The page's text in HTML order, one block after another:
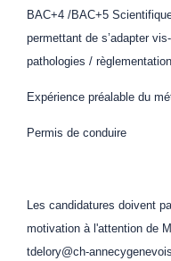
BAC+4 /BAC+5
permettant de s’adapter
pathologies /
Expérience préalable du
Permis de conduire
Les candidatures doivent
motivation à l'attention de
tdelory@ch-